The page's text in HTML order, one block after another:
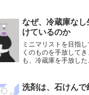
に入れないことで、
時間と心に余白を生
なぜ、冷蔵庫な
けているのか
ミニマリストを目指
くのものを手放して
も、冷蔵庫を手放し
の魅力をお伝えします
洗剤は、石けんで